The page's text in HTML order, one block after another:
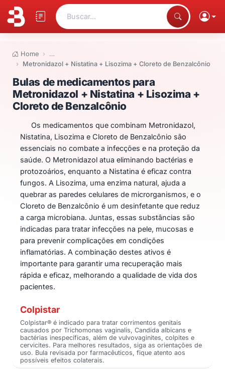
Buscar...
Home
…
Metronidazol + Nistatina + Lisozima + Cloreto de Benzalcônio
Bulas de medicamentos para
Bulas de medicamentos para
Metronidazol + Nistatina + Lisozima +
Cloreto de Benzalcônio
Os medicamentos que combinam Metronidazol,
Nistatina, Lisozima e Cloreto de Benzalcônio são
essenciais no combate a infecções e na proteção da
saúde. O Metronidazol atua eliminando bactérias e
protozoários, enquanto a Nistatina é eficaz contra
fungos. A Lisozima, uma enzima natural, ajuda a
quebrar as paredes celulares de microrganismos, e o
Cloreto de Benzalcônio é um desinfetante que reduz
a carga microbiana. Juntas, essas substâncias são
indicadas para tratar infecções na pele, mucosas e
para prevenir complicações em condições
inflamatórias. A combinação destes ativos é
importante para garantir uma recuperação mais
rápida e eficaz, melhorando a qualidade de vida dos
pacientes.
Colpistar
Colpistar® é indicado para tratar corrimentos genitais
causados por Trichomonas vaginalis, Candida albicans e
bactérias inespecíficas, além de vulvovaginites, colpites e
cervicites. Para melhores resultados, siga as orientações de
uso. Bula revisada por farmacêuticos, fique atento aos
possíveis efeitos colaterais.